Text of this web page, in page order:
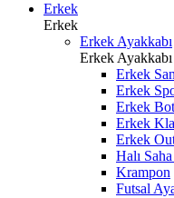
Erkek
Erkek
Erkek Ayakkabı
Erkek Ayakkabı
Erkek
Erkek
Erkek Bot
Erkek
Erkek
Halı
Krampon
Futsal